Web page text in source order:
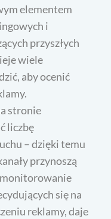
elementem
i
przyszłych
wiele
aby ocenić
stronie
liczbę
– dzięki temu
przynoszą
się na
reklamy, daje